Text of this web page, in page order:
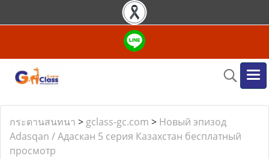
กระดานสนทนา > gclass-gc.com > Новый эпизод
Adasqan / Адаскан 5 серия Казахстан бесплатный
просмотр